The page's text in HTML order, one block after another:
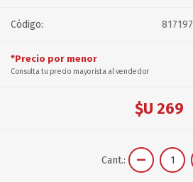
Código: 817197
*Precio por menor
Consulta tu precio mayorista al vendedor
$U 269
Cant.: